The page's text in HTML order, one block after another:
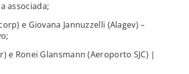
associada;
e Giovana Jannuzzelli (Alagev) –
e Ronei Glansmann (Aeroporto SJC) |